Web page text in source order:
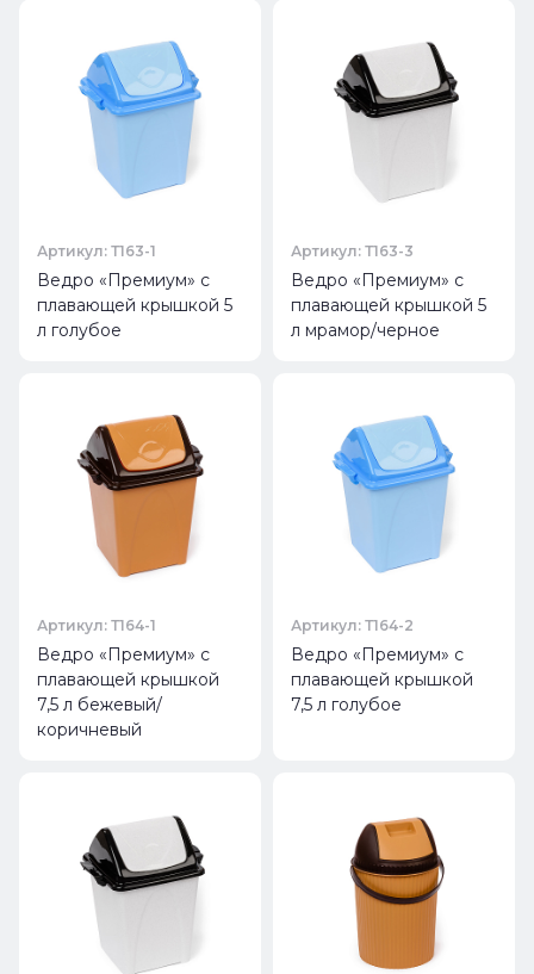
Артикул: Т163-1
Ведро «Премиум» с
плавающей крышкой 5
л голубое
Артикул: Т163-3
Ведро «Премиум» с
плавающей крышкой 5
л мрамор/черное
Артикул: Т164-1
Ведро «Премиум» с
плавающей крышкой
7,5 л бежевый/
коричневый
Артикул: Т164-2
Ведро «Премиум» с
плавающей крышкой
7,5 л голубое